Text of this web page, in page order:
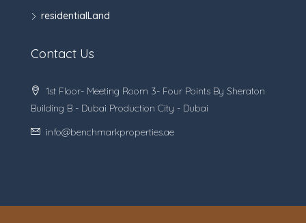
residentialLand
Contact Us
1st Floor- Meeting Room 3- Four Points By Sheraton
Building B - Dubai Production City - Dubai
info@benchmarkproperties.ae